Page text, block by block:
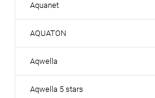
Aquanet
AQUATON
Aqwella
Aqwella 5 stars